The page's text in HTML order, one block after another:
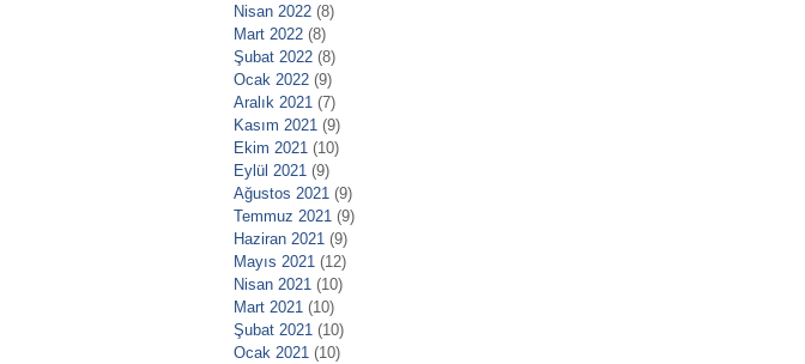
Nisan 2022 (8)
Mart 2022 (8)
Şubat 2022 (8)
Ocak 2022 (9)
Aralık 2021 (7)
Kasım 2021 (9)
Ekim 2021 (10)
Eylül 2021 (9)
Ağustos 2021 (9)
Temmuz 2021 (9)
Haziran 2021 (9)
Mayıs 2021 (12)
Nisan 2021 (10)
Mart 2021 (10)
Şubat 2021 (10)
Ocak 2021 (10)